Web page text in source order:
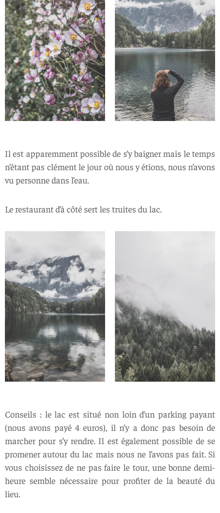
Il est apparemment possible de s’y baigner mais le temps
n’étant pas clément le jour où nous y étions, nous n’avons
vu personne dans l’eau.
Le restaurant d’à côté sert les truites du lac.
Conseils : le lac est situé non loin d’un parking payant
(nous avons payé 4 euros), il n’y a donc pas besoin de
marcher pour s’y rendre. Il est également possible de se
promener autour du lac mais nous ne l’avons pas fait. Si
vous choisissez de ne pas faire le tour, une bonne demi-
heure semble nécessaire pour profiter de la beauté du
lieu.